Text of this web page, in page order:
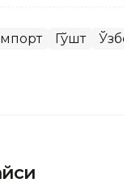
Гўшт